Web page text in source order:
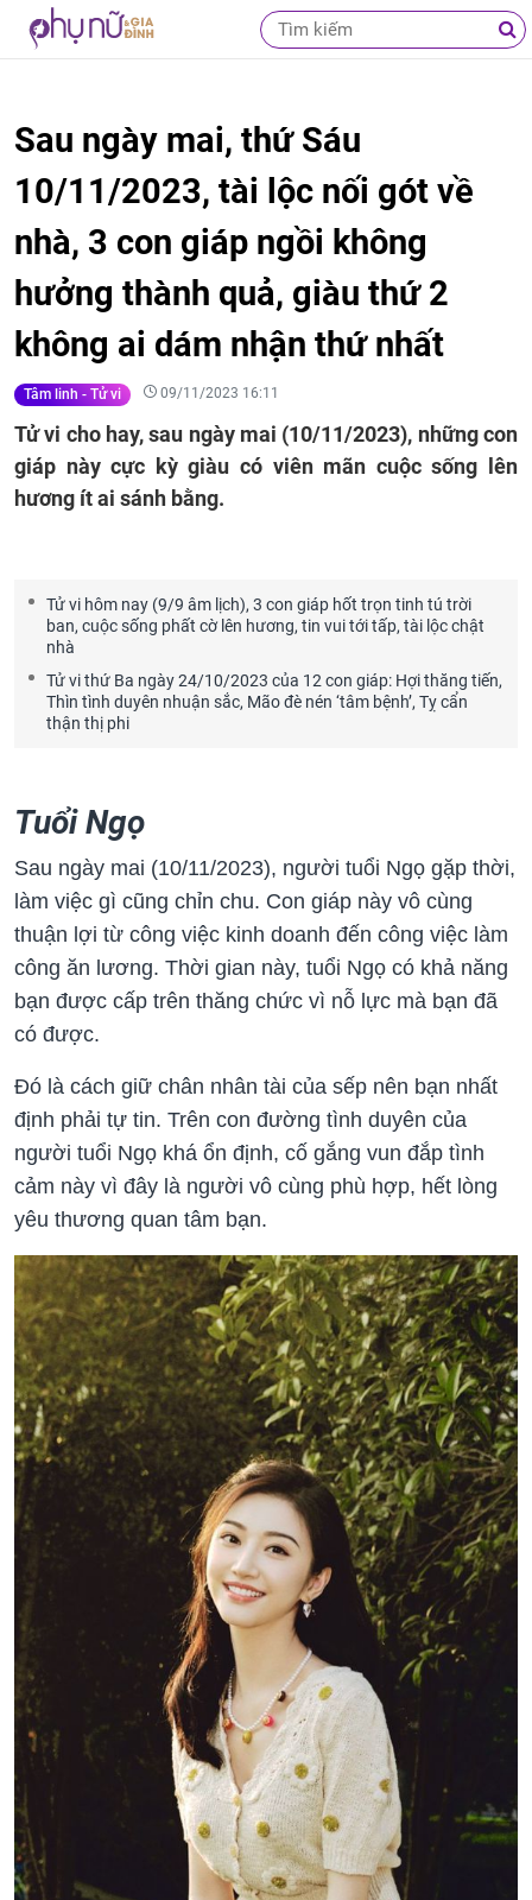
Sau ngày mai, thứ Sáu
10/11/2023, tài lộc nối gót về
nhà, 3 con giáp ngồi không
hưởng thành quả, giàu thứ 2
không ai dám nhận thứ nhất
Tâm linh - Tử vi 09/11/2023 16:11
Tử vi cho hay, sau ngày mai (10/11/2023), những con
giáp này cực kỳ giàu có viên mãn cuộc sống lên
hương ít ai sánh bằng.
Tử vi hôm nay (9/9 âm lịch), 3 con giáp hốt trọn tinh tú trời
ban, cuộc sống phất cờ lên hương, tin vui tới tấp, tài lộc chật
nhà
Tử vi thứ Ba ngày 24/10/2023 của 12 con giáp: Hợi thăng tiến,
Thìn tình duyên nhuận sắc, Mão đè nén ‘tâm bệnh’, Tỵ cẩn
thận thị phi
Tuổi Ngọ
Sau ngày mai (10/11/2023), người tuổi Ngọ gặp thời,
làm việc gì cũng chỉn chu. Con giáp này vô cùng
thuận lợi từ công việc kinh doanh đến công việc làm
công ăn lương. Thời gian này, tuổi Ngọ có khả năng
bạn được cấp trên thăng chức vì nỗ lực mà bạn đã
có được.
Đó là cách giữ chân nhân tài của sếp nên bạn nhất
định phải tự tin. Trên con đường tình duyên của
người tuổi Ngọ khá ổn định, cố gắng vun đắp tình
cảm này vì đây là người vô cùng phù hợp, hết lòng
yêu thương quan tâm bạn.